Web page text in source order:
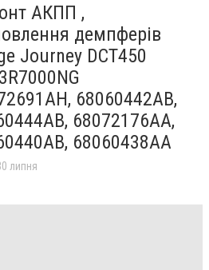
АКПП ,
демпферів
Journey DCT450
68060442AB,
68072176AA,
68060438AA
липня